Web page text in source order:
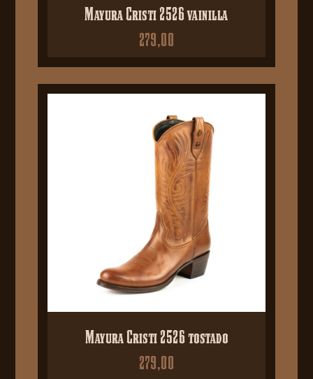
Mayura Cristi 2526 vainilla
279,00
Mayura Cristi 2526 tostado
279,00